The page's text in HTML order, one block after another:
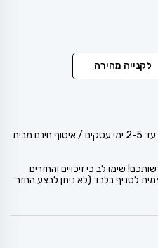
לקנייה מהירה
משלוח מהיר עד הדלת ב- 39 ש"ח. עד 2-5 ימי עסקים / איסוף חינם מבית
שימו לב כי זיכויים והחזרים
לסניף בלבד (לא ניתן לבצע החזר